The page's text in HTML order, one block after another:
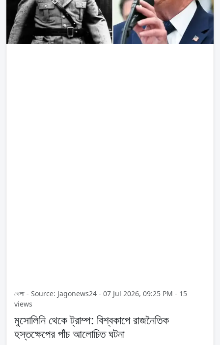
খেলা - Source: Jagonews24 - 07 Jul 2026, 09:25 PM - 15
views
মুসোলিনি থেকে ট্রাম্প: বিশ্বকাপে রাজনৈতিক
হস্তক্ষেপের পাঁচ আলোচিত ঘটনা